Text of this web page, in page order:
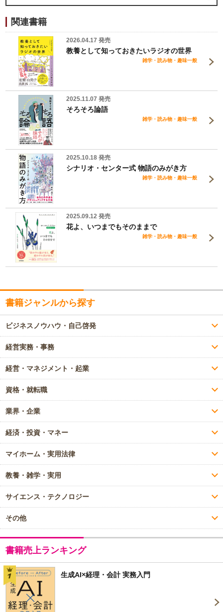
関連書籍
2026.04.17 発売
教養として知っておきたいラジオの世界
雑学・読み物・趣味一般
2025.11.07 発売
そろそろ論語
雑学・読み物・趣味一般
2025.10.18 発売
シナリオ・センター式 物語のみがき方
雑学・読み物・趣味一般
2025.09.12 発売
花よ、いつまでもそのままで
雑学・読み物・趣味一般
書籍ジャンルから探す
ビジネスノウハウ・自己啓発
経営実務・事務
経営・マネジメント・起業
資格・就転職
業界・企業
経済・投資・マネー
マイホーム・実用法律
教養・雑学・実用
サイエンス・テクノロジー
その他
書籍売上ランキング
生成AI×経理・会計 実務入門